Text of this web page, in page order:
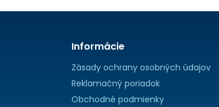
Informácie
Zásady ochrany osobných údajov
Reklamačný poriadok
Obchodné podmienky